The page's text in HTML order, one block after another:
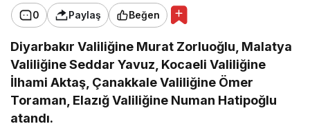
0 Paylaş Beğen
Diyarbakır Valiliğine Murat Zorluoğlu, Malatya
Valiliğine Seddar Yavuz, Kocaeli Valiliğine
İlhami Aktaş, Çanakkale Valiliğine Ömer
Toraman, Elazığ Valiliğine Numan Hatipoğlu
atandı.